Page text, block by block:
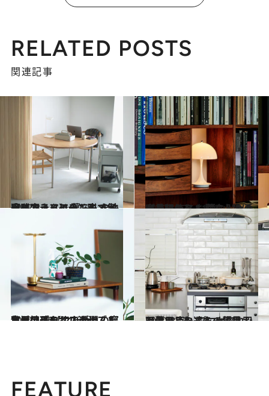
RELATED POSTS
関連記事
2022.3.7
【インテリアの工夫で気分を変える】 暮らしを快適にするアイテムと すぐ実践できるシーン別メソッド
ライフスタイル 2020.4.27
審美眼あり！ 暮らし上手が長年使う お気に入りのインテリア＆収納小物は
ライフスタイル
2022.1.10
生活のプロ12人が選んだ 私も地球もサステナブルな日用品 【こだわりの寝室用アイテム10選】
ライフスタイル 2020.12.3
【暮らしの達人の愛用品画像28点】 プロが惚れ込む日用品たちを一気見！
ライフスタイル
FEATURE